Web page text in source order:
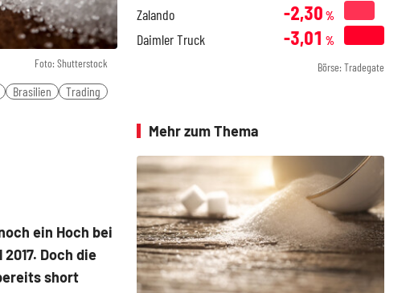
Foto: Shutterstock
Brasilien
Trading
ein Hoch bei
Doch die
short
Zalando -2,30 %
Daimler Truck -3,01 %
Börse: Tradegate
Mehr zum Thema